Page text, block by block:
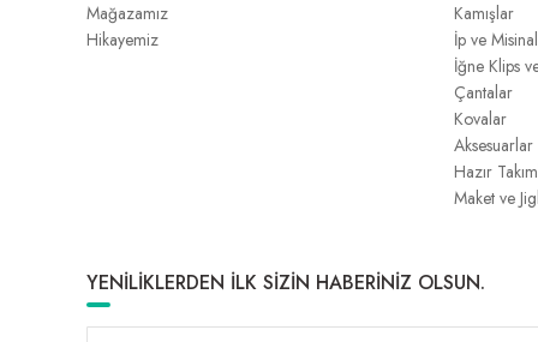
Mağazamız
Hikayemiz
Kamışlar
İp ve
İğne Klips
Çantalar
Kovalar
Aksesuarlar
Hazır
Maket ve
YENİLİKLERDEN İLK SİZİN HABERİNİZ OLSUN.